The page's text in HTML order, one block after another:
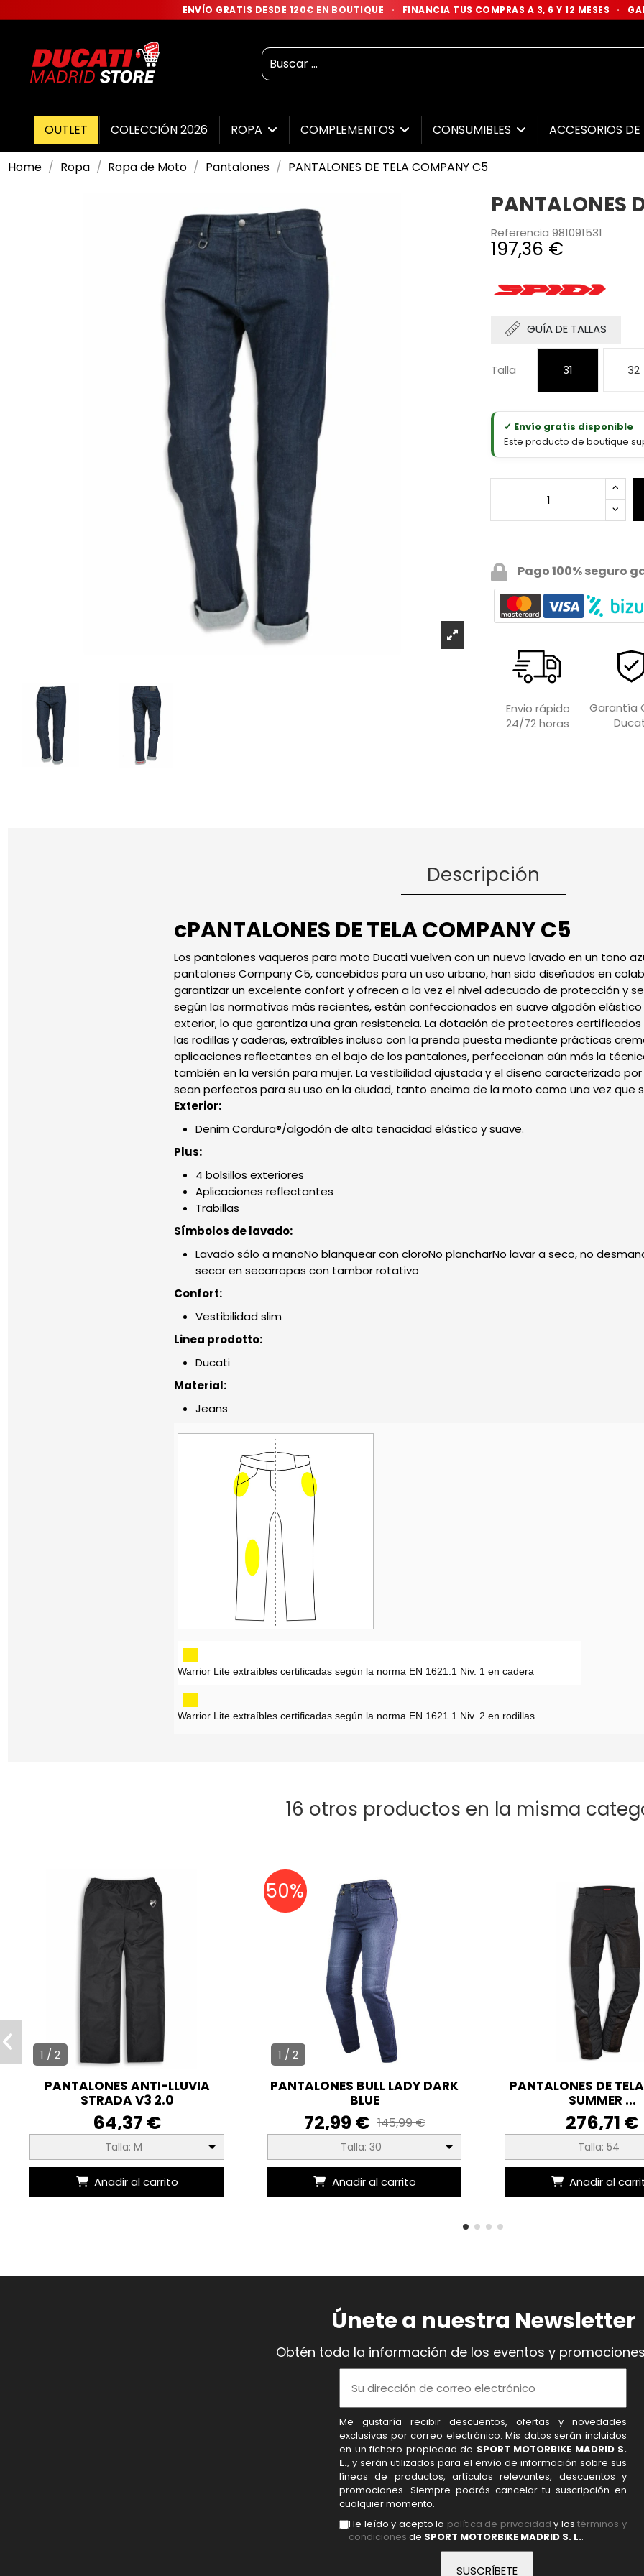
ENVÍO GRATIS DESDE 120€ EN BOUTIQUE · FINANCIA TUS COMPRAS A 3, 6 Y 12 MESES ·
OUTLET COLECCIÓN 2026 ROPA COMPLEMENTOS CONSUMIBLES ACCESORIOS
Home Ropa Ropa de Moto Pantalones PANTALONES DE TELA COMPANY C5
PANTALONES
Referencia 981091531
197,36 €
GUÍA DE TALLAS
Talla 31 32
✓ Envío gratis disponible
Este producto de boutique
Pago 100% seguro
Envio rápido
24/72 horas
Garantía
Descripción
cPANTALONES DE TELA COMPANY C5
Los pantalones vaqueros para moto Ducati vuelven con un nuevo lavado en un tono
pantalones Company C5, concebidos para un uso urbano, han sido diseñados en
garantizar un excelente confort y ofrecen a la vez el nivel adecuado de protección y
según las normativas más recientes, están confeccionados en suave algodón elástico
exterior, lo que garantiza una gran resistencia. La dotación de protectores
las rodillas y caderas, extraíbles incluso con la prenda puesta mediante prácticas
aplicaciones reflectantes en el bajo de los pantalones, perfeccionan aún más la
también en la versión para mujer. La vestibilidad ajustada y el diseño caracterizado
sean perfectos para su uso en la ciudad, tanto encima de la moto como una vez que
Exterior:
Denim Cordura®/algodón de alta tenacidad elástico y suave.
Plus:
4 bolsillos exteriores
Aplicaciones reflectantes
Trabillas
Símbolos de lavado:
Lavado sólo a manoNo blanquear con cloroNo plancharNo lavar a seco, no
secar en secarropas con tambor rotativo
Confort:
Vestibilidad slim
Linea prodotto:
Ducati
Material:
Jeans
Warrior Lite extraíbles certificadas según la norma EN 1621.1 Niv. 1 en cadera
Warrior Lite extraíbles certificadas según la norma EN 1621.1 Niv. 2 en rodillas
16 otros productos en la misma
1 / 2
PANTALONES ANTI-LLUVIA
STRADA V3 2.0
64,37 €
Talla: M
Añadir al carrito
1 / 2
PANTALONES BULL LADY DARK
BLUE
145,99 €
72,99 €
Talla: 30
Añadir al carrito
50%
PANTALONES DE
SUMMER ...
276,71 €
Talla: 54
Añadir al
Únete a nuestra Newsletter
Obtén toda la información de los eventos y
Me gustaría recibir descuentos, ofertas y novedades
exclusivas por correo electrónico. Mis datos serán incluidos
en un fichero propiedad de SPORT MOTORBIKE MADRID S.
L., y serán utilizados para el envío de información sobre sus
líneas de productos, artículos relevantes, descuentos y
promociones. Siempre podrás cancelar tu suscripción en
cualquier momento.
He leído y acepto la política de privacidad y lostérminos y
condiciones de SPORT MOTORBIKE MADRID S. L..